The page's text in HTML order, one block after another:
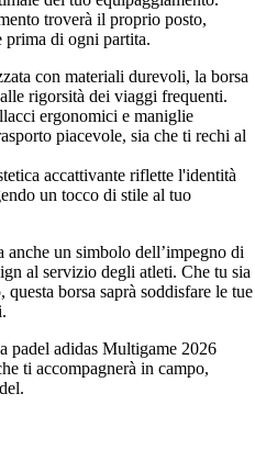
troverà il proprio posto,
prima di ogni partita.
con materiali durevoli, la borsa
rigorsità dei viaggi frequenti.
ergonomici e maniglie
piacevole, sia che ti rechi al
accattivante riflette l'identità
un tocco di stile al tuo
anche un simbolo dell’impegno di
al servizio degli atleti. Che tu sia
borsa saprà soddisfare le tue
padel adidas Multigame 2026
ti accompagnerà in campo,